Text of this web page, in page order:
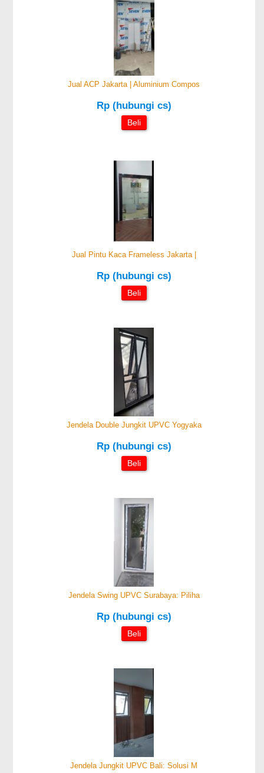
Jual ACP Jakarta | Aluminium Compos
Rp (hubungi cs)
Beli
Jual Pintu Kaca Frameless Jakarta |
Rp (hubungi cs)
Beli
Jendela Double Jungkit UPVC Yogyaka
Rp (hubungi cs)
Beli
Jendela Swing UPVC Surabaya: Piliha
Rp (hubungi cs)
Beli
Jendela Jungkit UPVC Bali: Solusi M